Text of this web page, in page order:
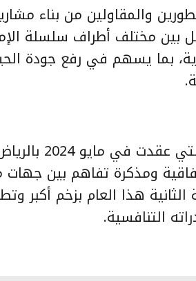
والمقاولين من بناء
بين مختلف أطراف سلسلة
بما يسهم في رفع جودة
وكانت النسخة الأولى
لافتًا، حيث شهدت توقيع 77 اتفاقية ومذكرة تفاهم
هذا العام بزخم أكبر
التنافسية.